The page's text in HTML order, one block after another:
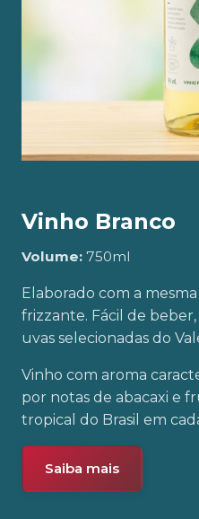
Vinho Branco
Volume: 750ml
Elaborado com a
frizzante. Fácil de
uvas selecionadas do
Vinho com aroma
por notas de abacaxi e
tropical do Brasil em
Saiba mais